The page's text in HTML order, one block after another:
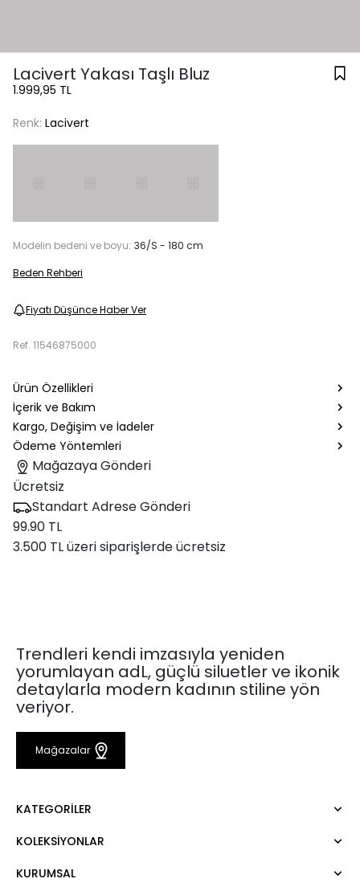
Lacivert Yakası Taşlı Bluz
1.999,95 TL
Renk: Lacivert
Modelin bedeni ve boyu: 36/S - 180 cm
Beden Rehberi
Fiyatı Düşünce Haber Ver
Ref. 11546875000
Ürün Özellikleri
İçerik ve Bakım
Kargo, Değişim ve İadeler
Ödeme Yöntemleri
Mağazaya Gönderi
Ücretsiz
Standart Adrese Gönderi
99.90 TL
3.500 TL üzeri siparişlerde ücretsiz
Trendleri kendi imzasıyla yeniden
yorumlayan adL, güçlü siluetler ve ikonik
detaylarla modern kadının stiline yön
veriyor.
Mağazalar
KATEGORILER
Elbise
KOLEKSIYONLAR
Mert Aslan
KURUMSAL